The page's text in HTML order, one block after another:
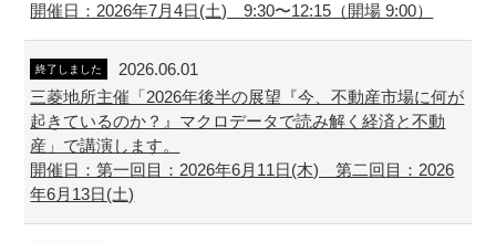
開催日：2026年7月4日(土) 9:30〜12:15（開場 9:00）
終了しました
2026.06.01
三菱地所主催「2026年後半の展望『今、不動産市場に何が
起きているのか？』マクロデータで読み解く経済と不動
産」で講演します。
開催日：第一回目：2026年6月11日(木) 第二回目：2026
年6月13日(土)